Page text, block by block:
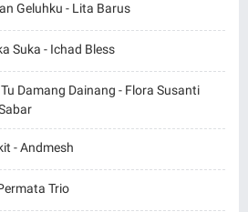
Geluhku - Lita Barus
Suka - Ichad Bless
Damang Dainang - Flora Susanti
- Andmesh
Trio